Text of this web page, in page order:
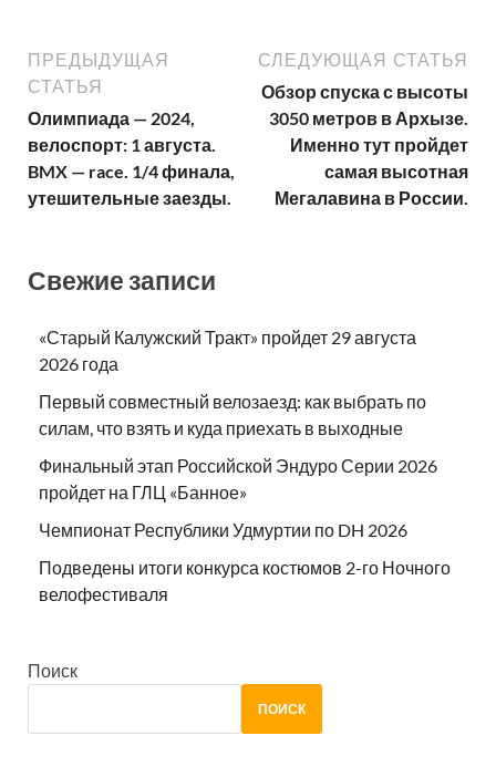
ПРЕДЫДУЩАЯ
СТАТЬЯ
Олимпиада — 2024,
велоспорт: 1 августа.
BMX — race. 1/4 финала,
утешительные заезды.
СЛЕДУЮЩАЯ СТАТЬЯ
Обзор спуска с высоты
3050 метров в Архызе.
Именно тут пройдет
самая высотная
Мегалавина в России.
Свежие записи
«Старый Калужский Тракт» пройдет 29 августа
2026 года
Первый совместный велозаезд: как выбрать по
силам, что взять и куда приехать в выходные
Финальный этап Российской Эндуро Серии 2026
пройдет на ГЛЦ «Банное»
Чемпионат Республики Удмуртии по DH 2026
Подведены итоги конкурса костюмов 2-го Ночного
велофестиваля
Поиск
ПОИСК